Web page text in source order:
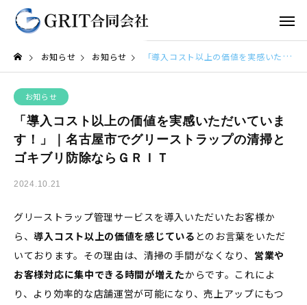
お知らせ お知らせ 「導入コスト以上の価値を実感いただいています！」｜名古屋市でグリーストラップの清掃とゴキブリ防除ならＧＲＩＴ
お知らせ
「導入コスト以上の価値を実感いただいていま
す！」｜名古屋市でグリーストラップの清掃と
ゴキブリ防除ならＧＲＩＴ
2024.10.21
グリーストラップ管理サービスを導入いただいたお客様か
ら、導入コスト以上の価値を感じている とのお言葉をいただ
いております。その理由は、清掃の手間がなくなり、 営業や
お客様対応に集中できる時間が増えたからです。これによ
り、より効率的な店舗運営が可能になり、売上アップにもつ